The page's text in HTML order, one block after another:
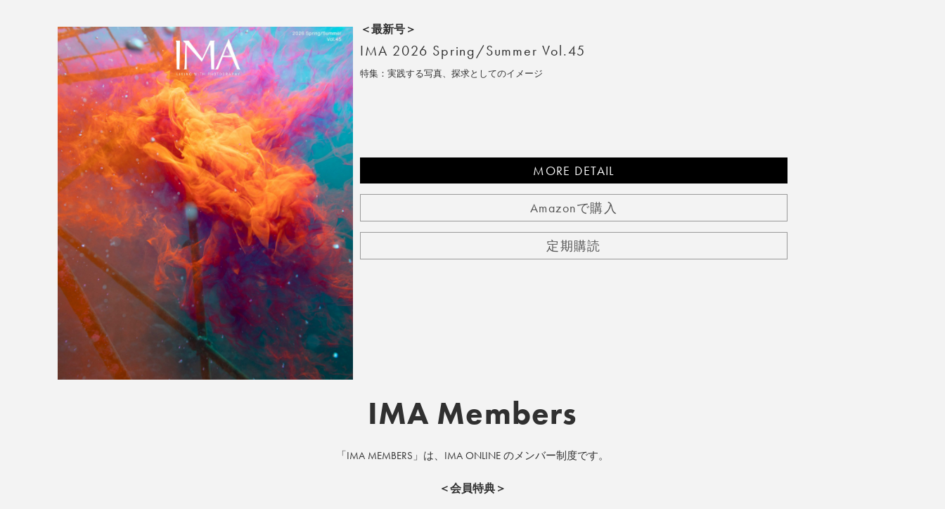
>>全国の取り扱い店舗
＜最新号＞
IMA 2026 Spring/Summer Vol.45
特集：実践する写真、探求としてのイメージ
MORE DETAIL
Amazonで購入
定期購読
IMA Members
「IMA MEMBERS」は、IMA ONLINE のメンバー制度です。
＜会員特典＞